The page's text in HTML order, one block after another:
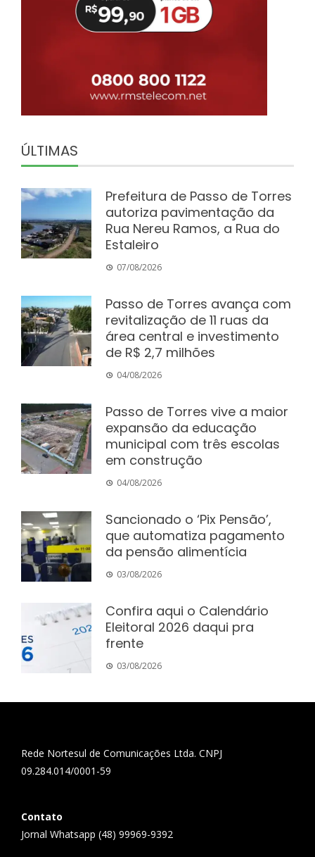
ÚLTIMAS
Prefeitura de Passo de Torres
autoriza pavimentação da
Rua Nereu Ramos, a Rua do
Estaleiro
07/08/2026
Passo de Torres avança com
revitalização de 11 ruas da
área central e investimento
de R$ 2,7 milhões
04/08/2026
Passo de Torres vive a maior
expansão da educação
municipal com três escolas
em construção
04/08/2026
Sancionado o ‘Pix Pensão’,
que automatiza pagamento
da pensão alimentícia
03/08/2026
Confira aqui o Calendário
Eleitoral 2026 daqui pra
frente
03/08/2026
Rede Nortesul de Comunicações Ltda. CNPJ
09.284.014/0001-59
Contato
Jornal Whatsapp (48) 99969-9392